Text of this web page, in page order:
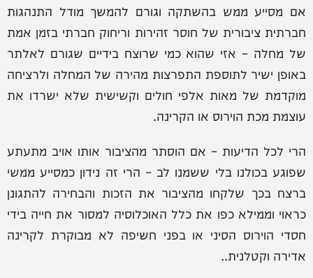
אם מסייע ממש בהשתקה וגורם להמשך מודל התנהגות
חברתית ציבורית של חוסר זהירות וריחוק חברתי בזמן אמת
של מחלה – אזי שהוא כמי שרוצח בידיים שגורם לאלתר
באופן ישיר לתוספת התפרצות מהירה של המחלה ולרציחה
מוקדמת של מאות אלפי חולים וקשישית שלא ישרדו את
עוצמת מכת הוירוס או הקרינה.
הרי לכל הדיעות – אם הוסתר מהציבור אותו אויב מתעתע
שפוגע בכולנו בלי ששמנו לב – הרי זה נידון כמסייע ממשי
ברצח בכך שלקחו מהציבור את הזכות והבחירה להתגונן
כראוי וממילא כפו את כלל האוכלוסיה למסור את חייה בידי
חסדי הוירוס הסיני או בפני חשיפה לא מבוקרת לקרינה
אדירה וקטלנית..